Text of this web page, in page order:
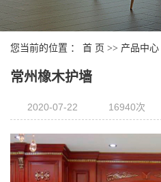
您当前的位置 ： 首 页 >> 产品中心
常州橡木护墙
2020-07-22 16940次